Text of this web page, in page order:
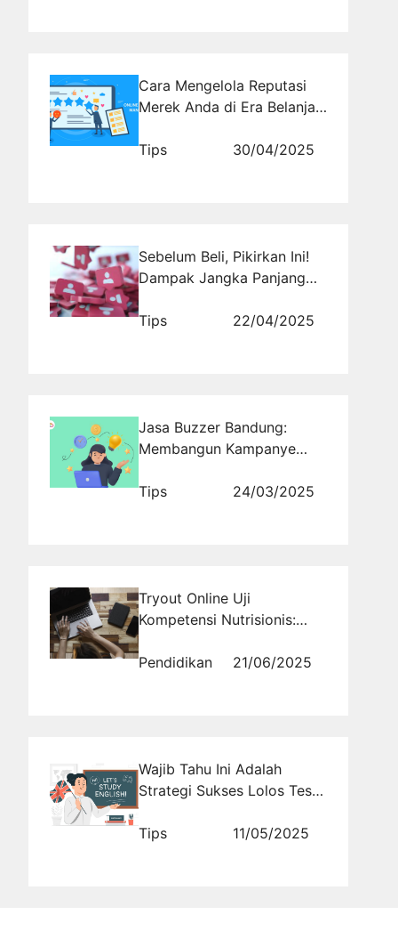
Cara Mengelola Reputasi
Merek Anda di Era Belanja
Tips
30/04/2025
Sebelum Beli, Pikirkan Ini!
Dampak Jangka Panjang
pada Akunmu
Tips 22/04/2025
Jasa Buzzer Bandung:
Membangun Kampanye
Hidup Bandung
Tips 24/03/2025
Tryout Online Uji
Kompetensi Nutrisionis:
Optimal
Pendidikan 21/06/2025
Wajib Tahu Ini Adalah
Strategi Sukses Lolos Tes
Bahasa Inggris untuk Calon
Tips 11/05/2025